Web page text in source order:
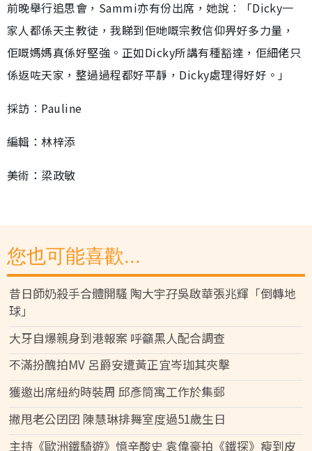
前晚舉行追思會，Sammi亦有份出席，她說︰「Dicky一
家人都係天主教徒，我睇到佢哋嘅宗教信仰畀好多力量，
佢嘅媽媽真係好堅強。正如Dicky所講有種豁達，佢細佬只
係返咗天家，整過過程都好平靜，Dicky處理得好好。」
採訪︰Pauline
編輯：林梓添
美術：梁政敏
您也可能喜歡...
昔日師奶殺手合體開騷 陶大宇孖吳啟華張兆輝「倒轉地
球」
大牙自爆親身到港報案 呼籲黑人配合調查
不滿扮醜拍MV 呂爵安遭黃正宜岑珈其夾擊
獲邀出席紐約時裝周 邱彥筒寓工作於集郵
撇甩老公囝囝 陳慧琳排舞室度過51歲生日
主持《歐洲鐵騎遊》憶辛酸史 袁偉豪拍《鐵探》瘦到皮